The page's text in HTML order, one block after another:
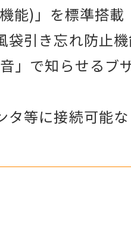
能)」を標準搭載
引き忘れ防止
」で知らせるブ
等に接続可能